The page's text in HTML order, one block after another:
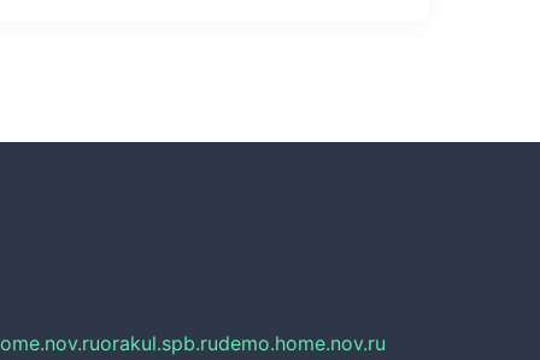
orakul.spb.rudemo.home.nov.ru